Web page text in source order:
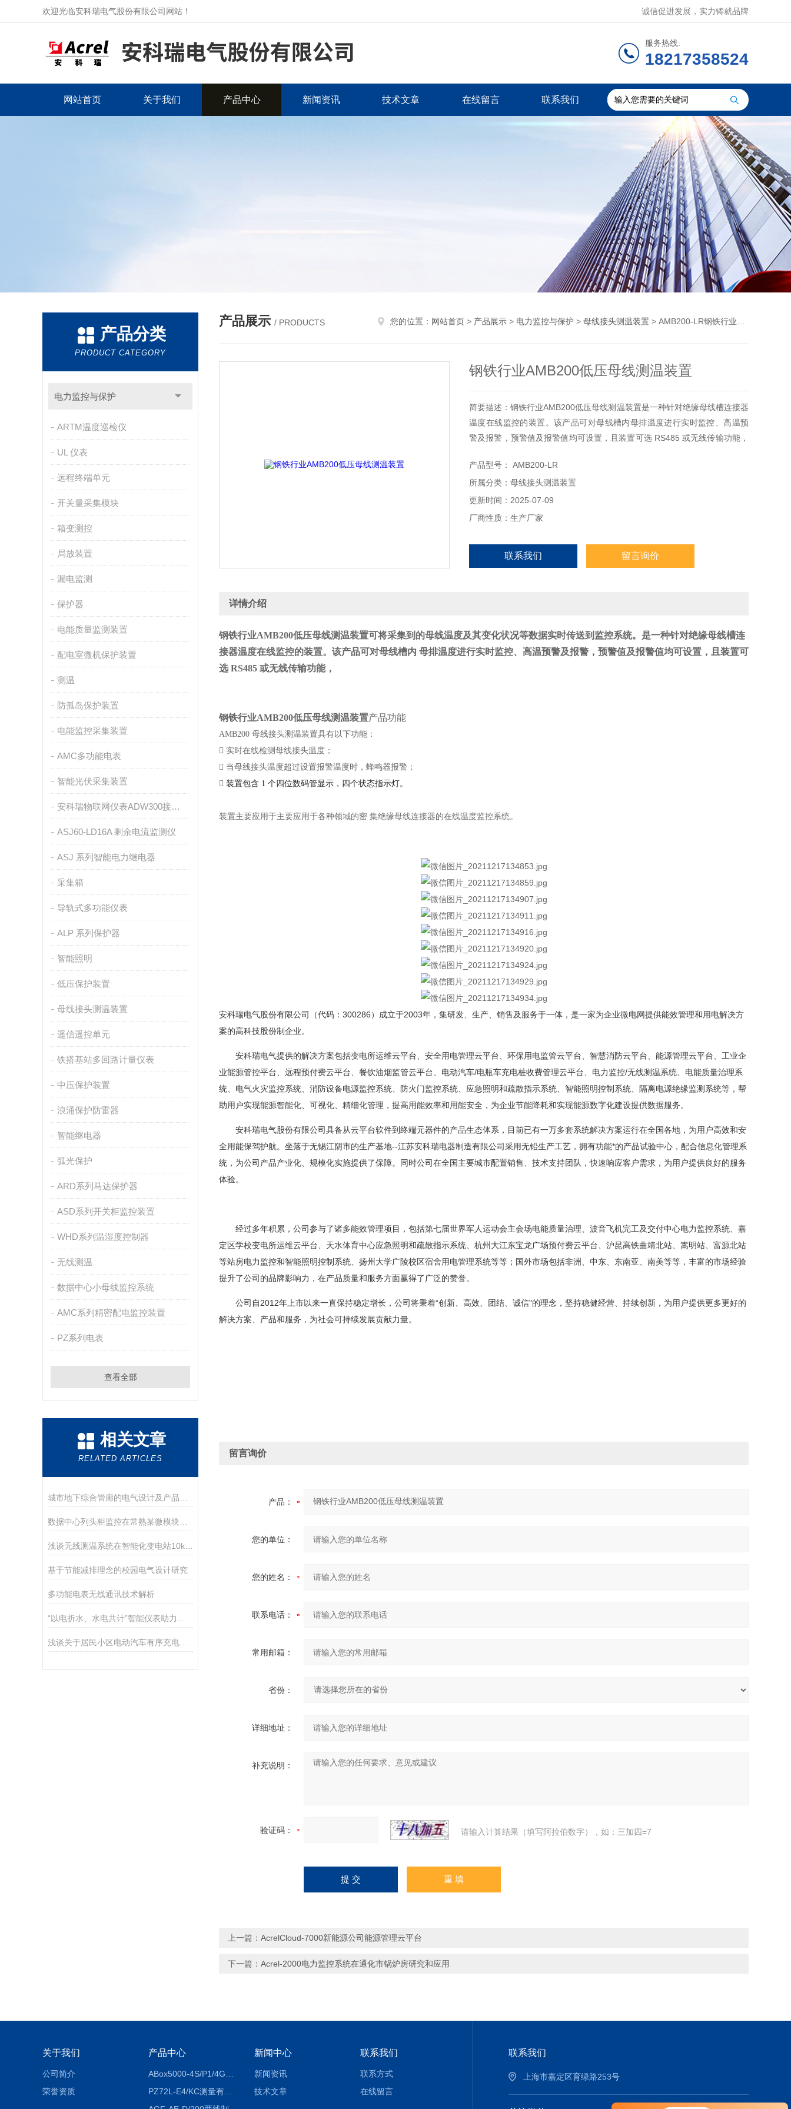
欢迎光临安科瑞电气股份有限公司网站！ 诚信促进发展，实力铸就品牌
服务热线:
18217358524
网站首页 关于我们 产品中心 新闻资讯 技术文章 在线留言 联系我们
产品分类
PRODUCT CATEGORY
电力监控与保护
ARTM温度巡检仪
UL 仪表
远程终端单元
开关量采集模块
箱变测控
局放装置
漏电监测
保护器
电能质量监测装置
配电室微机保护装置
测温
防孤岛保护装置
电能监控采集装置
AMC多功能电表
智能光伏采集装置
安科瑞物联网仪表ADW300接入ONENET平台介绍
ASJ60-LD16A 剩余电流监测仪
ASJ 系列智能电力继电器
采集箱
导轨式多功能仪表
ALP 系列保护器
智能照明
低压保护装置
母线接头测温装置
遥信遥控单元
铁搭基站多回路计量仪表
中压保护装置
浪涌保护防雷器
智能继电器
弧光保护
ARD系列马达保护器
ASD系列开关柜监控装置
WHD系列温湿度控制器
无线测温
数据中心小母线监控系统
AMC系列精密配电监控装置
PZ系列电表
查看全部
相关文章
RELATED ARTICLES
数据中心列头柜监控在常熟某微模块中的应用
浅谈无线测温系统在智能化变电站10kV高压开关柜的应用
基于节能减排理念的校园电气设计研究
多功能电表无线通讯技术解析
浅谈关于居民小区电动汽车有序充电策略研究
产品展示 / PRODUCTS 您的位置： 网站首页 > 产品展示 > 电力监控与保护 > 母线接头测温装置 > AMB200-LR钢铁行业AMB200低压母线测温装置
钢铁行业AMB200低压母线测温装置
简要描述：钢铁行业AMB200低压母线测温装置是一种针对绝缘母线槽连接器
温度在线监控的装置。该产品可对母线槽内母排温度进行实时监控、高温预
警及报警，预警值及报警值均可设置，且装置可选 RS485 或无线传输功能，
应用于主要应用于各种领域的密集绝缘母线连接器的在线温度监控系统。
产品型号： AMB200-LR
所属分类：母线接头测温装置
更新时间：2025-07-09
厂商性质：生产厂家
联系我们 留言询价
详情介绍
钢铁行业AMB200低压母线测温装置可将采集到的母线温度及其变化状况等数据实时传送到监控系统。 是一种针对绝缘母线槽连
接器温度在线监控的装置。该产品可对母线槽内 母排温度进行实时监控、高温预警及报警，预警值及报警值均可设置，且装置可
选 RS485 或无线传输功能，
钢铁行业AMB200低压母线测温装置产品功能
AMB200 母线接头测温装置具有以下功能：
 实时在线检测母线接头温度；
 当母线接头温度超过设置报警温度时，蜂鸣器报警；
 装置包含 1 个四位数码管显示，四个状态指示灯。
装置主要应用于主要应用于各种领域的密 集绝缘母线连接器的在线温度监控系统。
安科瑞电气股份有限公司（代码：300286）成立于2003年，集研发、生产、销售及服务于一体，是一家为企业微电网提供能效管理和用电解决方
案的高科技股份制企业。
安科瑞电气提供的解决方案包括变电所运维云平台、安全用电管理云平台、环保用电监管云平台、智慧消防云平台、能源管理云平台、工业企
业能源管控平台、远程预付费云平台、餐饮油烟监管云平台、电动汽车/电瓶车充电桩收费管理云平台、电力监控/无线测温系统、电能质量治理系
统、电气火灾监控系统、消防设备电源监控系统、防火门监控系统、应急照明和疏散指示系统、智能照明控制系统、隔离电源绝缘监测系统等，帮
助用户实现能源智能化、可视化、精细化管理，提高用能效率和用能安全，为企业节能降耗和实现能源数字化建设提供数据服务。
安科瑞电气股份有限公司具备从云平台软件到终端元器件的产品生态体系，目前已有一万多套系统解决方案运行在全国各地，为用户高效和安
全用能保驾护航。坐落于无锡江阴市的生产基地--江苏安科瑞电器制造有限公司采用无铅生产工艺，拥有功能*的产品试验中心，配合信息化管理系
统，为公司产品产业化 、规模化实施提供了保障。同时公司在全国主要城市配置销售、技术支持团队，快速响应客户需求，为用户提供良好的服务
体验。
经过多年积累，公司参与了诸多能效管理项目，包括第七届世界军人运动会主会场电能质量治理、波音飞机完工及交付中心电力监控系统、嘉
定区学校变电所运维云平台、天水体育中心应急照明和疏散指示系统、杭州大江东宝龙广场预付费云平台、沪昆高铁曲靖北站、嵩明站、富源北站
等站房电力监控和智能照明控制系统、扬州大学广陵校区宿舍用电管理系统等等；国外市场包括非洲、中东、东南亚、南美等等，丰富的市场经验
提升了公司的品牌影响力，在产品质量和服务方面赢得了广泛的赞誉。
公司自2012年上市以来一直保持稳定增长，公司将秉着“创新、高效、团结、诚信"的理念，坚持稳健经营、持续创新，为用户提供更多更好的
解决方案、产品和服务，为社会可持续发展贡献力量。
留言询价
产品：
您的单位：
您的姓名：
联系电话：
常用邮箱：
省份：
详细地址：
补充说明：
验证码： 请输入计算结果（填写阿拉伯数字），如：三加四=7
上一篇： AcrelCloud-7000新能源公司能源管理云平台
下一篇： Acrel-2000电力监控系统在通化市锅炉房研究和应用
关于我们
公司简介
荣誉资质
产品中心
PZ72L-E4/KC测量有功电能（EPI/EPE）嵌入式电表
新闻中心
新闻资讯
技术文章
联系我们
联系方式
在线留言
联系我们
上海市嘉定区育绿路253号